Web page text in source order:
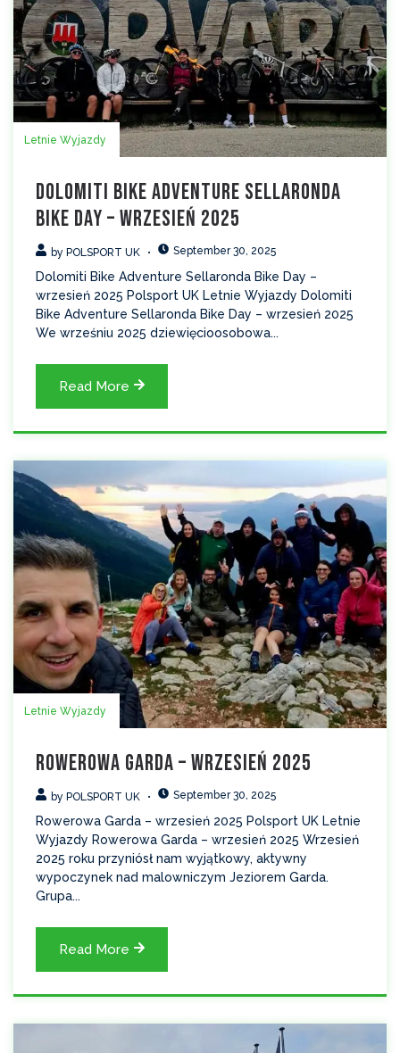
Letnie Wyjazdy
Dolomiti Bike Adventure Sellaronda
Bike Day – wrzesień 2025
by POLSPORT UK September 30, 2025
Dolomiti Bike Adventure Sellaronda Bike Day –
wrzesień 2025 Polsport UK Letnie Wyjazdy Dolomiti
Bike Adventure Sellaronda Bike Day – wrzesień 2025
We wrześniu 2025 dziewięcioosobowa...
Read More
Letnie Wyjazdy
Rowerowa Garda – wrzesień 2025
by POLSPORT UK September 30, 2025
Rowerowa Garda – wrzesień 2025 Polsport UK Letnie
Wyjazdy Rowerowa Garda – wrzesień 2025 Wrzesień
2025 roku przyniósł nam wyjątkowy, aktywny
wypoczynek nad malowniczym Jeziorem Garda.
Grupa...
Read More